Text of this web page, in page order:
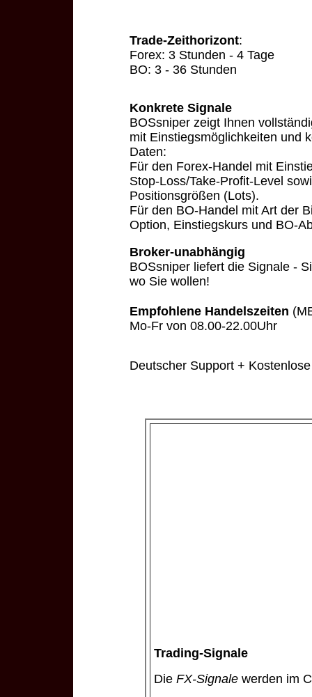
Trade-Zeithorizont:
Forex: 3 Stunden - 4 Tage
BO: 3 - 36 Stunden
Konkrete Signale
BOSsniper zeigt Ihnen
mit Einstiegsmöglichkeiten und
Daten:
Für den Forex-Handel mit
Stop-Loss/Take-Profit-Level
Positionsgrößen (Lots).
Für den BO-Handel mit Art der
Option, Einstiegskurs und BO-
Broker-unabhängig
BOSsniper liefert die Signale -
wo Sie wollen!
Empfohlene Handelszeiten
Mo-Fr von 08.00-22.00Uhr
Deutscher Support +
Trading-Signale
Die FX-Signale werden im